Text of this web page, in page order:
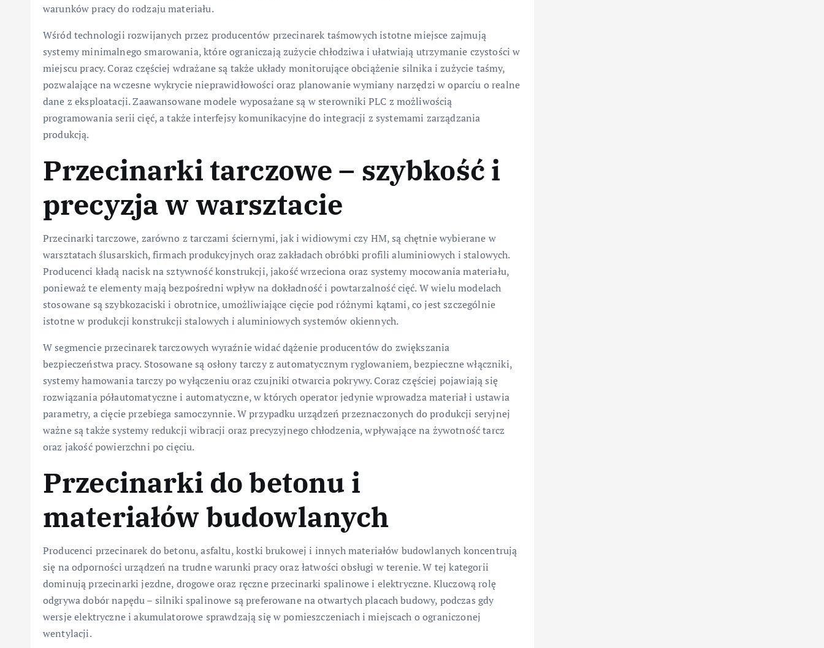
warunków pracy do rodzaju materiału.
Wśród technologii rozwijanych przez producentów przecinarek taśmowych istotne miejsce zajmują
systemy minimalnego smarowania, które ograniczają zużycie chłodziwa i ułatwiają utrzymanie czystości w
miejscu pracy. Coraz częściej wdrażane są także układy monitorujące obciążenie silnika i zużycie taśmy,
pozwalające na wczesne wykrycie nieprawidłowości oraz planowanie wymiany narzędzi w oparciu o realne
dane z eksploatacji. Zaawansowane modele wyposażane są w sterowniki PLC z możliwością
programowania serii cięć, a także interfejsy komunikacyjne do integracji z systemami zarządzania
produkcją.
Przecinarki tarczowe – szybkość i
precyzja w warsztacie
Przecinarki tarczowe, zarówno z tarczami ściernymi, jak i widiowymi czy HM, są chętnie wybierane w
warsztatach ślusarskich, firmach produkcyjnych oraz zakładach obróbki profili aluminiowych i stalowych.
Producenci kładą nacisk na sztywność konstrukcji, jakość wrzeciona oraz systemy mocowania materiału,
ponieważ te elementy mają bezpośredni wpływ na dokładność i powtarzalność cięć. W wielu modelach
stosowane są szybkozaciski i obrotnice, umożliwiające cięcie pod różnymi kątami, co jest szczególnie
istotne w produkcji konstrukcji stalowych i aluminiowych systemów okiennych.
W segmencie przecinarek tarczowych wyraźnie widać dążenie producentów do zwiększania
bezpieczeństwa pracy. Stosowane są osłony tarczy z automatycznym ryglowaniem, bezpieczne włączniki,
systemy hamowania tarczy po wyłączeniu oraz czujniki otwarcia pokrywy. Coraz częściej pojawiają się
rozwiązania półautomatyczne i automatyczne, w których operator jedynie wprowadza materiał i ustawia
parametry, a cięcie przebiega samoczynnie. W przypadku urządzeń przeznaczonych do produkcji seryjnej
ważne są także systemy redukcji wibracji oraz precyzyjnego chłodzenia, wpływające na żywotność tarcz
oraz jakość powierzchni po cięciu.
Przecinarki do betonu i
materiałów budowlanych
Producenci przecinarek do betonu, asfaltu, kostki brukowej i innych materiałów budowlanych koncentrują
się na odporności urządzeń na trudne warunki pracy oraz łatwości obsługi w terenie. W tej kategorii
dominują przecinarki jezdne, drogowe oraz ręczne przecinarki spalinowe i elektryczne. Kluczową rolę
odgrywa dobór napędu – silniki spalinowe są preferowane na otwartych placach budowy, podczas gdy
wersje elektryczne i akumulatorowe sprawdzają się w pomieszczeniach i miejscach o ograniczonej
wentylacji.